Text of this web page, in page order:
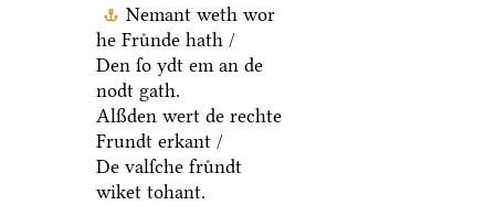
Nemant weth wor
he Fruͤnde hath /
Den ſo ydt em an de
nodt gath.
Alßden wert de rechte
Frundt erkant /
De valſche fruͤndt
wiket tohant.